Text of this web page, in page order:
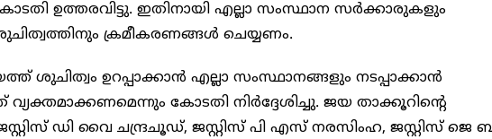
ഉത്തരവിട്ടു. ഇതിനായി എല്ലാ സംസ്ഥാന സര്‍ക്കാരുകളും
ക്രമീകരണങ്ങള്‍ ചെയ്യണം.
ഉറപ്പാക്കാന്‍ എല്ലാ സംസ്ഥാനങ്ങളും നടപ്പാക്കാന്‍
വ്യക്തമാക്കണമെന്നും കോടതി നിര്‍ദ്ദേശിച്ചു. ജയ താക്കൂറിന്റെ
ഡി വൈ ചന്ദ്രചൂഡ്, ജസ്റ്റിസ് പി എസ് നരസിംഹ, ജസ്റ്റിസ് ജെ